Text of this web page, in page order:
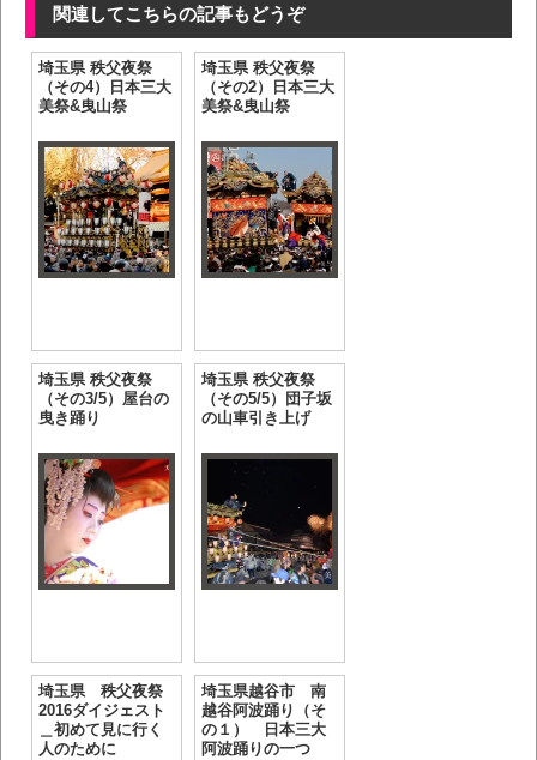
関連してこちらの記事もどうぞ
埼玉県 秩父夜祭
（その4）日本三大
美祭&曳山祭
埼玉県 秩父夜祭
（その2）日本三大
美祭&曳山祭
埼玉県 秩父夜祭
（その3/5）屋台の
曳き踊り
埼玉県 秩父夜祭
（その5/5）団子坂
の山車引き上げ
埼玉県 秩父夜祭
2016ダイジェスト
＿初めて見に行く
人のために
埼玉県越谷市 南
越谷阿波踊り（そ
の１） 日本三大
阿波踊りの一つ